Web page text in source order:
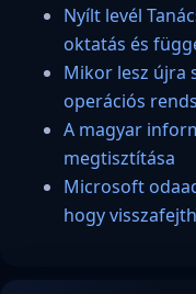
Nyílt levél
oktatás és
Mikor lesz újra
operációs
A magyar
megtisztítása
Microsoft
hogy